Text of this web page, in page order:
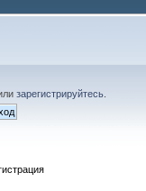
зарегистрируйтесь.